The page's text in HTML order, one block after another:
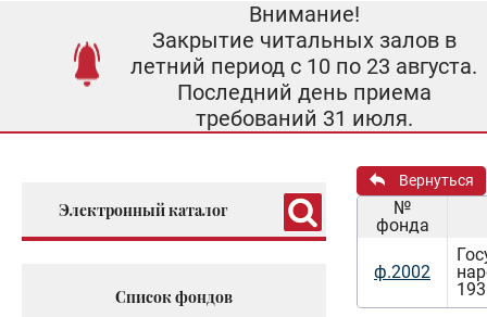
Внимание!
Закрытие читальных залов в
летний период с 10 по 23 августа.
Последний день приема
требований 31 июля.
Электронный каталог
Список фондов
Вернуться
№
фонда
ф.2002